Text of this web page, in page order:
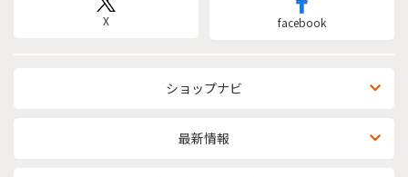
ショップナビ
最新情報
X facebook